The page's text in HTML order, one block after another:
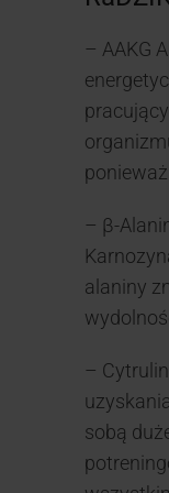
– AAKG
– β-
alaniny
–
sobą